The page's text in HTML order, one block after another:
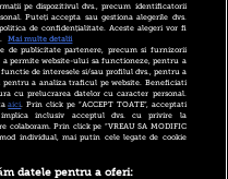
pe dispozitivul dvs., precum identificatorii
Puteți accepta sau gestiona alegerile dvs.
de confidențialitate. Aceste alegeri vor fi
Mai multe detalii
de publicitate partenere, precum si furnizorii
permite website-ului sa functioneze, pentru a
de interesele si/sau profilul dvs., pentru a
a analiza traficul pe website. Beneficiati
cu prelucrarea datelor cu caracter personal.
aici. Prin click pe “ACCEPT TOATE”, acceptati
inclusiv acceptul dvs. cu privire la
colaboram. Prin click pe “VREAU SA MODIFIC
individual, mai putin cele legate de cookie
datele pentru a oferi: